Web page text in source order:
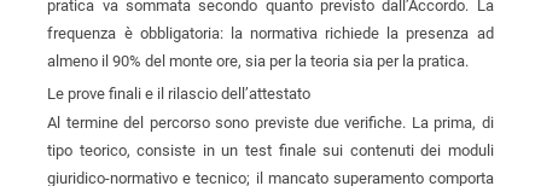
pratica va sommata secondo quanto previsto dall’Accordo. La
frequenza è obbligatoria: la normativa richiede la presenza ad
almeno il 90% del monte ore, sia per la teoria sia per la pratica.
Le prove finali e il rilascio dell’attestato
Al termine del percorso sono previste due verifiche. La prima, di
tipo teorico, consiste in un test finale sui contenuti dei moduli
giuridico-normativo e tecnico; il mancato superamento comporta